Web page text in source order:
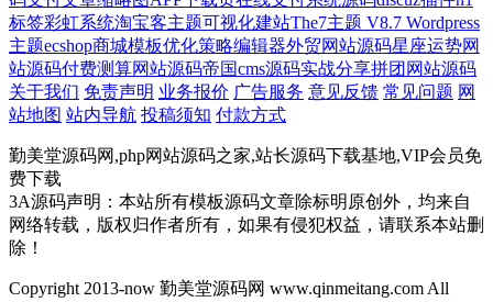
标签彩虹系统淘宝客主题可视化建站The7主题 V8.7 Wordpress
主题ecshop商城模板优化策略编辑器外贸网站源码星座运势网
站源码付费测算网站源码帝国cms源码实战分享拼团网站源码
关于我们 免责声明 业务报价 广告服务 意见反馈 常见问题 网
站地图 站内导航 投稿须知 付款方式
勤美堂源码网,php网站源码之家,站长源码下载基地,VIP会员免
费下载
3A源码声明：本站所有模板源码文章除标明原创外，均来自
网络转载，版权归作者所有，如果有侵犯权益，请联系本站删
除！
Copyright 2013-now 勤美堂源码网 www.qinmeitang.com All